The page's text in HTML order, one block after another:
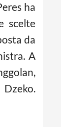
ha
scelte
da
A